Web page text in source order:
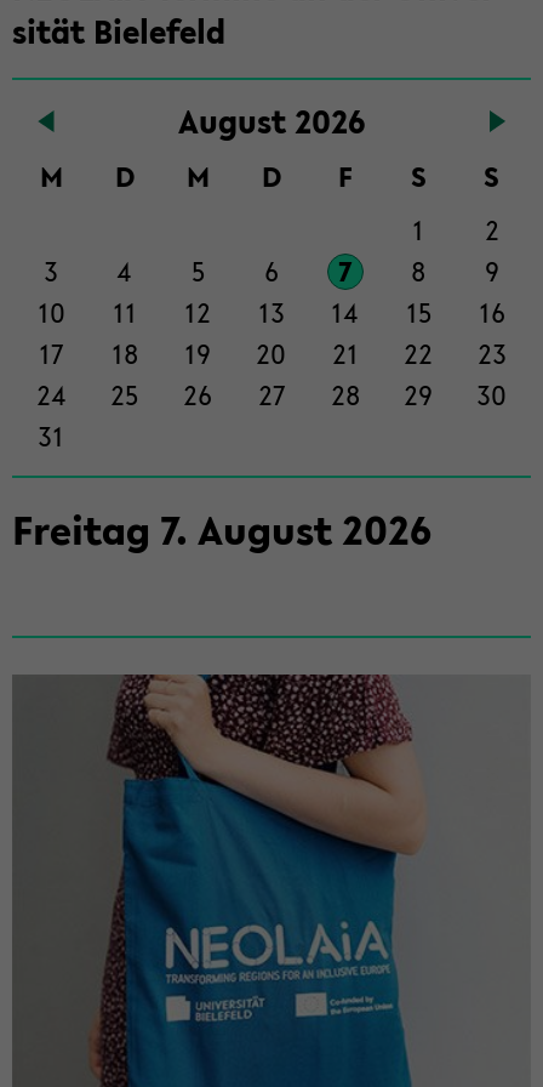
in­
halt
der
wech­
si­tät Bie­le­feld
Au­gust 2026
M D M D F S
S
1
2
3
4 5 6 7 8
9
10
11 12 13 14 15
16
17
18 19 20 21 22
23
24
25 26 27 28 29
30
31
Frei­tag 7. Au­gust2026